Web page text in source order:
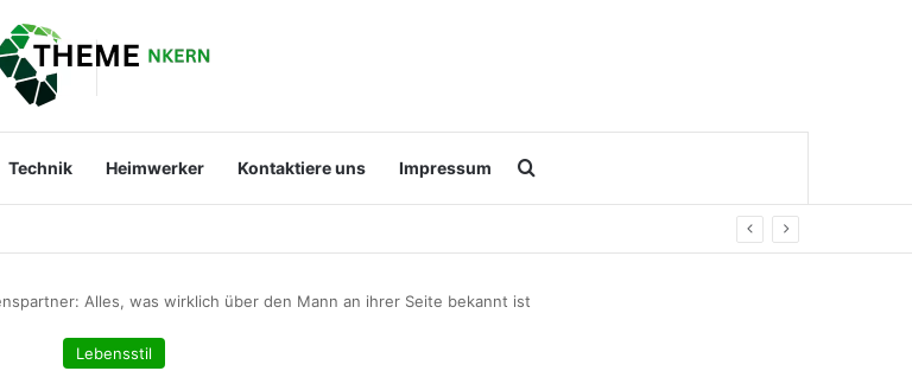
Technik Heimwerker Kontaktiere uns Impressum Search for
Alles, was wirklich über den Mann an ihrer Seite bekannt ist
Lebensstil